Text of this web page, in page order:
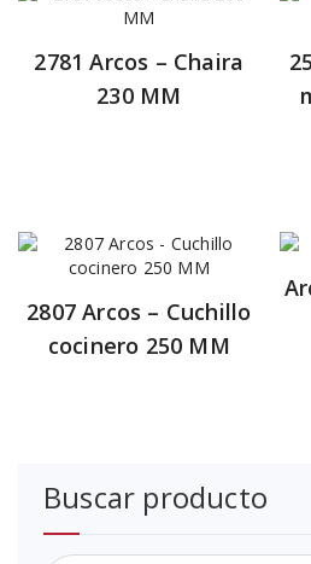
2781 Arcos – Chaira
230 MM
2807 Arcos – Cuchillo
cocinero 250 MM
Buscar producto